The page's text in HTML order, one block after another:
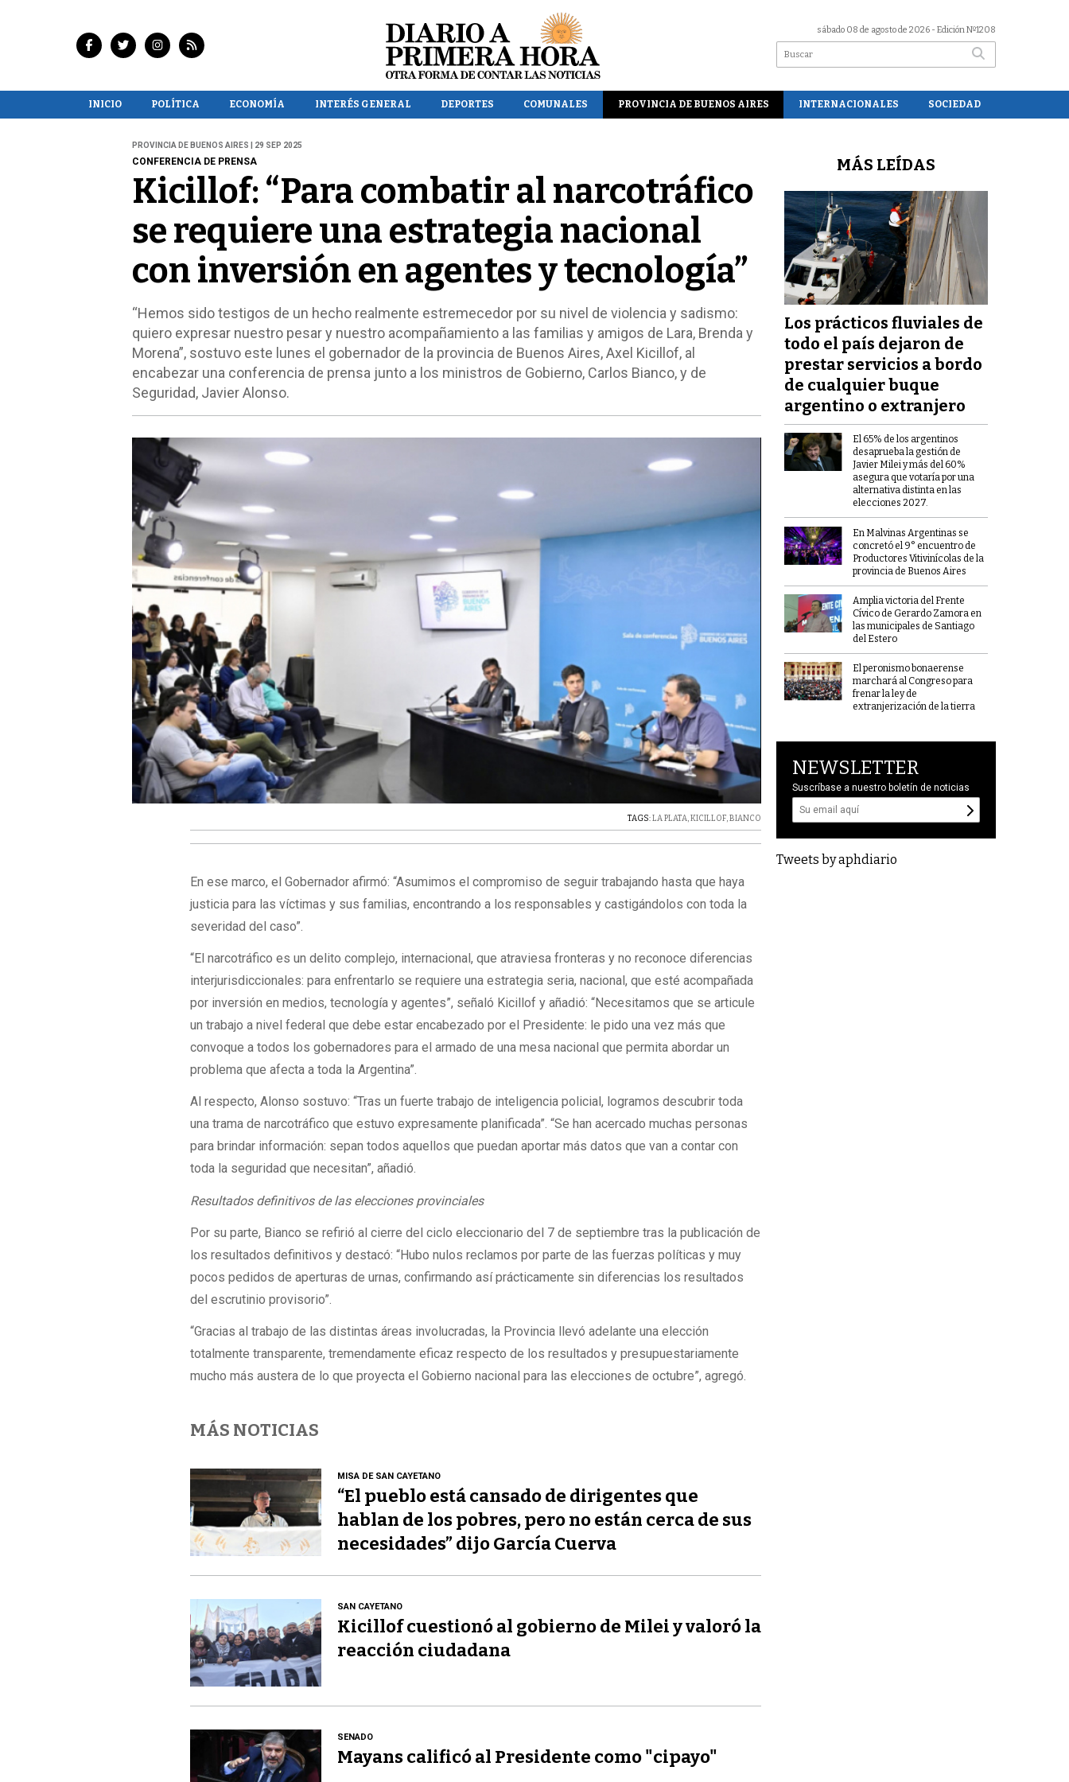
sábado 08 de agosto de 2026 - Edición Nº1208
INICIO POLÍTICA ECONOMÍA INTERÉS GENERAL DEPORTES COMUNALES PROVINCIA DE BUENOS AIRES INTERNACIONALES SOCIEDAD
PROVINCIA DE BUENOS AIRES | 29 SEP 2025
CONFERENCIA DE PRENSA
Kicillof: “Para combatir al narcotráfico
se requiere una estrategia nacional
con inversión en agentes y tecnología”
“Hemos sido testigos de un hecho realmente estremecedor por su nivel de violencia y sadismo:
quiero expresar nuestro pesar y nuestro acompañamiento a las familias y amigos de Lara, Brenda y
Morena”, sostuvo este lunes el gobernador de la provincia de Buenos Aires, Axel Kicillof, al
encabezar una conferencia de prensa junto a los ministros de Gobierno, Carlos Bianco, y de
Seguridad, Javier Alonso.
TAGS:LA PLATA,KICILLOF,BIANCO
En ese marco, el Gobernador afirmó: “Asumimos el compromiso de seguir trabajando hasta que haya
justicia para las víctimas y sus familias, encontrando a los responsables y castigándolos con toda la
severidad del caso”.
“El narcotráfico es un delito complejo, internacional, que atraviesa fronteras y no reconoce diferencias
interjurisdiccionales: para enfrentarlo se requiere una estrategia seria, nacional, que esté acompañada
por inversión en medios, tecnología y agentes”, señaló Kicillof y añadió: “Necesitamos que se articule
un trabajo a nivel federal que debe estar encabezado por el Presidente: le pido una vez más que
convoque a todos los gobernadores para el armado de una mesa nacional que permita abordar un
problema que afecta a toda la Argentina”.
Al respecto, Alonso sostuvo: “Tras un fuerte trabajo de inteligencia policial, logramos descubrir toda
una trama de narcotráfico que estuvo expresamente planificada”. “Se han acercado muchas personas
para brindar información: sepan todos aquellos que puedan aportar más datos que van a contar con
toda la seguridad que necesitan”, añadió.
Resultados definitivos de las elecciones provinciales
Por su parte, Bianco se refirió al cierre del ciclo eleccionario del 7 de septiembre tras la publicación de
los resultados definitivos y destacó: “Hubo nulos reclamos por parte de las fuerzas políticas y muy
pocos pedidos de aperturas de urnas, confirmando así prácticamente sin diferencias los resultados
del escrutinio provisorio”.
“Gracias al trabajo de las distintas áreas involucradas, la Provincia llevó adelante una elección
totalmente transparente, tremendamente eficaz respecto de los resultados y presupuestariamente
mucho más austera de lo que proyecta el Gobierno nacional para las elecciones de octubre”, agregó.
MÁS NOTICIAS
MISA DE SAN CAYETANO
“El pueblo está cansado de dirigentes que
hablan de los pobres, pero no están cerca de sus
necesidades” dijo García Cuerva
SAN CAYETANO
Kicillof cuestionó al gobierno de Milei y valoró la
reacción ciudadana
SENADO
Mayans calificó al Presidente como "cipayo"
MÁS LEÍDAS
Los prácticos fluviales de
todo el país dejaron de
prestar servicios a bordo
de cualquier buque
argentino o extranjero
El 65% de los argentinos
desaprueba la gestión de
Javier Milei y más del 60%
asegura que votaría por una
alternativa distinta en las
elecciones 2027.
En Malvinas Argentinas se
concretó el 9° encuentro de
Productores Vitivinícolas de la
provincia de Buenos Aires
Amplia victoria del Frente
Cívico de Gerardo Zamora en
las municipales de Santiago
del Estero
El peronismo bonaerense
marchará al Congreso para
frenar la ley de
extranjerización de la tierra
NEWSLETTER
Suscríbase a nuestro boletín de noticias
Tweets by aphdiario